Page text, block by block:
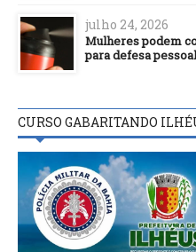
julho 24, 2026
Mulheres podem
para defesa pessoal
CURSO GABARITANDO